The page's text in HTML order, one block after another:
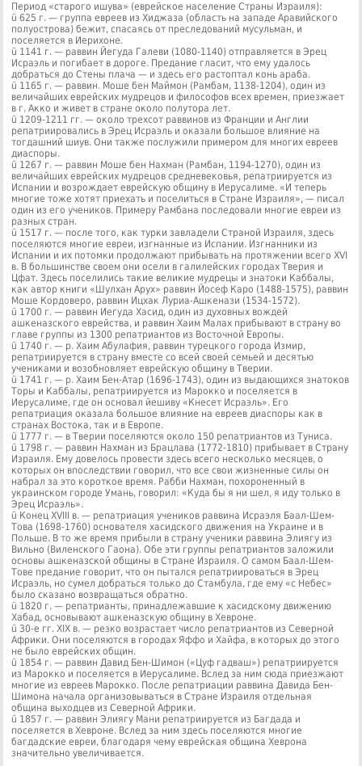
Период «старого ишува» (еврейское население Страны Израиля):
ü 625 г. — группа евреев из Хиджаза (область на западе Аравийского
полуост­рова) бежит, спасаясь от преследований мусульман, и
поселяется в Иерихоне.
ü 1141 г. — раввин Йегуда Галеви (1080-1140) отправляется в Эрец
Исраэль и погибает в дороге. Предание гласит, что ему удалось
добраться до Сте­ны плача — и здесь его растоптал конь араба.
ü 1165 г. — раввин. Моше бен Маймон (Рамбам, 1138-1204), один из
величайших еврей­ских мудрецов и философов всех времен, приезжает
в г. Акко и живет в стране около полутора лет.
ü 1209-1211 гг. — около трехсот раввинов из Франции и Англии
репатриировались в Эрец Исраэль и оказали большое влияние на
тогдашний шиув. Они также послужили примером для многих евреев
диаспоры.
ü 1267 г. — раввин Моше бен Нахман (Рамбан, 1194-1270), один из
величайших еврей­ских мудрецов средневековья, репатриируется из
Испании и возрождает еврейскую общину в Иерусалиме. «И теперь
многие тоже хотят приехать и поселиться в Стране Израиля», — писал
один из его учеников. Примеру Рамбана последовали многие евреи из
разных стран.
ü 1517 г. — после того, как турки завладели Страной Израиля, здесь
поселяются многие евреи, изгнанные из Испании. Изгнанники из
Испании и их потомки про­должают прибывать на протяжении всего XVI
в. В большинстве своем они осели в галилейских городах Тверия и
Цфат. Здесь поселились такие великие мудрецы и знатоки Каббалы,
как автор книги «Шулхан Арух» раввин Йосеф Каро (1488-1575), раввин
Моше Кордоверо, раввин Ицхак Луриа-Ашкенази (1534-1572).
ü 1700 г. — раввин Иегуда Хасид, один из духовных вождей
ашкеназского еврейства, и раввин Хаим Малах прибывают в страну во
главе группы из 1300 репатриантов из Восточной Европы.
ü 1740 г. — р. Хаим Абулафия, раввин турецкого города Измир,
репатриируется в страну вместе со всей своей семьей и десятью
учениками и возобновляет еврейскую общину в Тверии.
ü 1741 г. — р. Хаим Бен-Атар (1696-1743), один из выдающихся знатоков
Торы и Каббалы, репатриируется из Марокко и поселяется в
Иерусалиме, где он основал йешиву «Кнесет Исраэль». Его
репатриация оказала большое влияние на евреев ди­аспоры как в
странах Востока, так и в Европе.
ü 1777 г. — в Тверии поселяются около 150 репатриантов из Туниса.
ü 1798 г. — раввин Нахман из Брацлава (1772-1810) прибывает в Страну
Израиля. Ему довелось провести здесь всего несколько месяцев, о
которых он впоследствии гово­рил, что все свои жизненные силы он
набрал за это короткое время. Рабби Нахман, похороненный в
украинском городе Умань, говорил: «Куда бы я ни шел, я иду толь­ко в
Эрец Исраэль».
ü Конец XVIII в. — репатриация учеников раввина Исраэля Баал-Шем-
Това (1698-1760) основателя хасидского движения на Украине и в
Польше. В то же время прибыли в страну ученики раввина Элиягу из
Вильно (Виленского Гаона). Обе эти группы репат­риантов заложили
основы ашкеназской общины в Стране Израиля. О самом Баал-Шем-
Тове предание говорит, что он пытался репатриироваться в Эрец
Исраэль, но сумел добраться только до Стамбула, где ему «с Небес»
было сказано возвращаться обратно.
ü 1820 г. — репатрианты, принадлежавшие к хасидскому движению
Хабад, основывают ашкеназскую общину в Хевроне.
ü 30-е гг. XIX в. — резко возрастает число репатриантов из Северной
Африки. Они поселяются в городах Яффо и Хайфа, в которых до этого
не было еврейских об­щин.
ü 1854 г. — раввин Давид Бен-Шимон («Цуф гадваш») репатриируется
из Марокко и поселяется в Иерусалиме. Вслед за ним сюда приезжают
многие из евреев Марокко. После репатриации раввина Давида Бен-
Шимона начала организовываться в Стране Из­раиля отдельная
община выходцев из Северной Африки.
ü 1857 г. — раввин Элиягу Мани репатриируется из Багдада и
поселяется в Хевроне. Вслед за ним здесь поселяются многие
багдадские евреи, благодаря чему еврейская община Хеврона
значительно увеличивается.